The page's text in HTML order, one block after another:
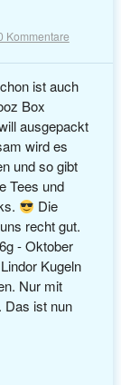
Kommentare
ist auch
Box
ausgepackt
wird es
und so gibt
Tees und
Die
recht gut.
- Oktober
Kugeln
Nur mit
Das ist nun